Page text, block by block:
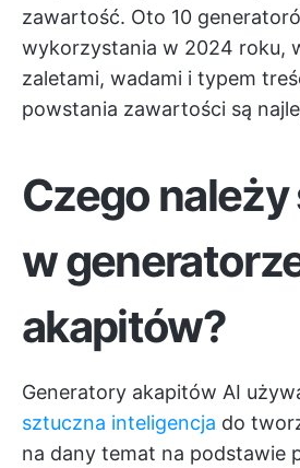
zawartość. Oto 10
wykorzystania w 2024 roku,
zaletami, wadami i typem
powstania zawartości są
Czego
w
akapitów?
Generatory akapitów AI
sztuczna inteligencja do
na dany temat na podstawie